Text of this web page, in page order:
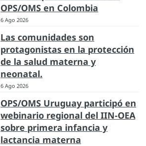
OPS/OMS en Colombia
6 Ago 2026
Las comunidades son
protagonistas en la protección
de la salud materna y
neonatal.
6 Ago 2026
OPS/OMS Uruguay participó en
webinario regional del IIN-OEA
sobre primera infancia y
lactancia materna